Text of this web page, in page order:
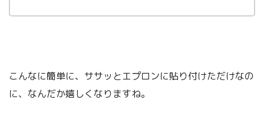
こんなに簡単に、ササッとエプロンに貼り付けただけなの
に、なんだか嬉しくなりますね。